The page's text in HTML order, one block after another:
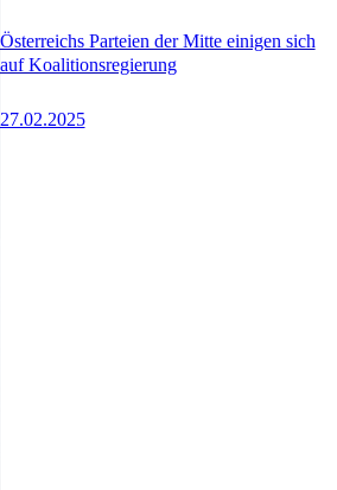
Österreichs Parteien der Mitte einigen sich
auf Koalitionsregierung
27.02.2025